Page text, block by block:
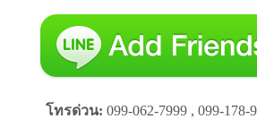
โทรด่วน: 099-062-7999 , 099-178-